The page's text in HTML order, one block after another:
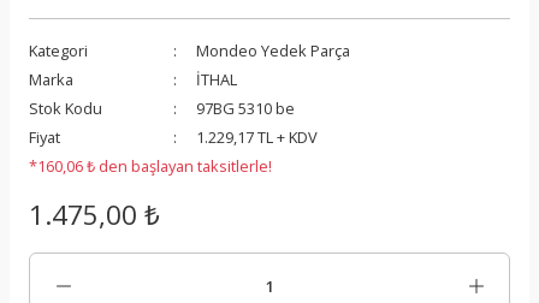
Kategori
Mondeo Yedek Parça
Marka
İTHAL
Stok Kodu
97BG 5310 be
Fiyat
1.229,17 TL + KDV
*160,06 ₺ den başlayan taksitlerle!
1.475,00 ₺